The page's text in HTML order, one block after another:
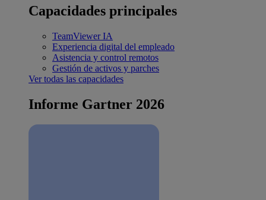
Capacidades principales
TeamViewer IA
Experiencia digital del empleado
Asistencia y control remotos
Gestión de activos y parches
Ver todas las capacidades
Informe Gartner 2026